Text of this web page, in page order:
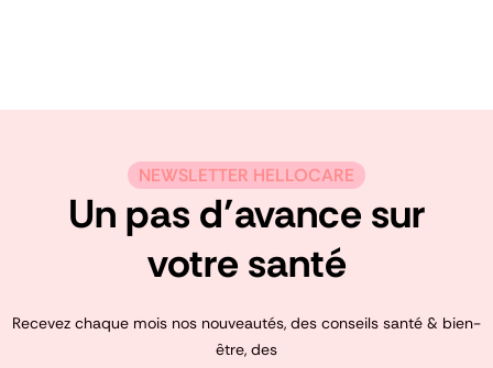
NEWSLETTER HELLOCARE
Un pas d’avance sur
votre santé
Recevez chaque mois nos nouveautés, des conseils santé & bien-
être, des